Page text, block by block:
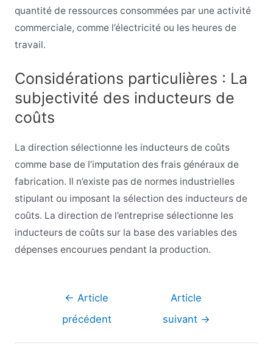
quantité de ressources consommées par une activité
commerciale, comme l’électricité ou les heures de
travail.
Considérations particulières : La
subjectivité des inducteurs de
coûts
La direction sélectionne les inducteurs de coûts
comme base de l’imputation des frais généraux de
fabrication. Il n’existe pas de normes industrielles
stipulant ou imposant la sélection des inducteurs de
coûts. La direction de l’entreprise sélectionne les
inducteurs de coûts sur la base des variables des
dépenses encourues pendant la production.
Navigation
l’article
← Article
précédent
Article
suivant →